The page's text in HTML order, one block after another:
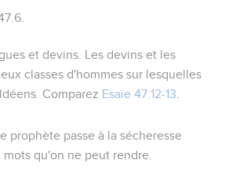
et devins. Les devins et les
classes d'hommes sur lesquelles
Comparez Esaïe 47.12-13
prophète passe à la sécheresse
mots qu'on ne peut rendre.